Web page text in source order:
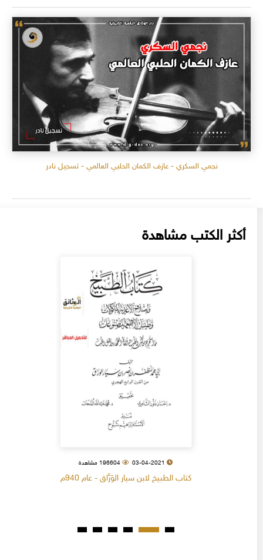
نجمي السكري - عازف الكمان الحلبي العالمي - تسجيل نادر
أكثر الكتب مشاهدة
03-04-2021 196604 مشاهدة
كتاب الطبيخ لابن سيار الوَرَّاق - عام 940م